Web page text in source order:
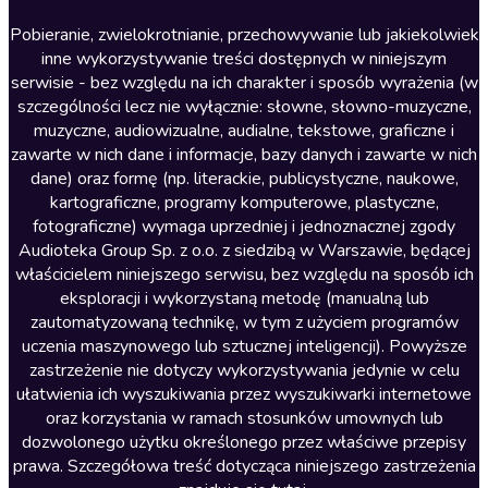
Literatura anglojęzyczna
Literatura faktu
Literatura obyczajowa
Literatura piękna obca
Literatura piękna polska
Nagrania relaksacyjne
Nauka języków
Nauki humanistyczne
Podcasty i audycje
Polityka
Prasa
Religia
Romans
Pobieranie, zwielokrotnianie, przechowywanie lub jakiekolwiek
inne wykorzystywanie treści dostępnych w niniejszym
serwisie - bez względu na ich charakter i sposób wyrażenia (w
szczególności lecz nie wyłącznie: słowne, słowno-muzyczne,
muzyczne, audiowizualne, audialne, tekstowe, graficzne i
zawarte w nich dane i informacje, bazy danych i zawarte w nich
dane) oraz formę (np. literackie, publicystyczne, naukowe,
kartograficzne, programy komputerowe, plastyczne,
fotograficzne) wymaga uprzedniej i jednoznacznej zgody
Audioteka Group Sp. z o.o. z siedzibą w Warszawie, będącej
właścicielem niniejszego serwisu, bez względu na sposób ich
eksploracji i wykorzystaną metodę (manualną lub
zautomatyzowaną technikę, w tym z użyciem programów
uczenia maszynowego lub sztucznej inteligencji). Powyższe
zastrzeżenie nie dotyczy wykorzystywania jedynie w celu
ułatwienia ich wyszukiwania przez wyszukiwarki internetowe
oraz korzystania w ramach stosunków umownych lub
dozwolonego użytku określonego przez właściwe przepisy
prawa. Szczegółowa treść dotycząca niniejszego zastrzeżenia